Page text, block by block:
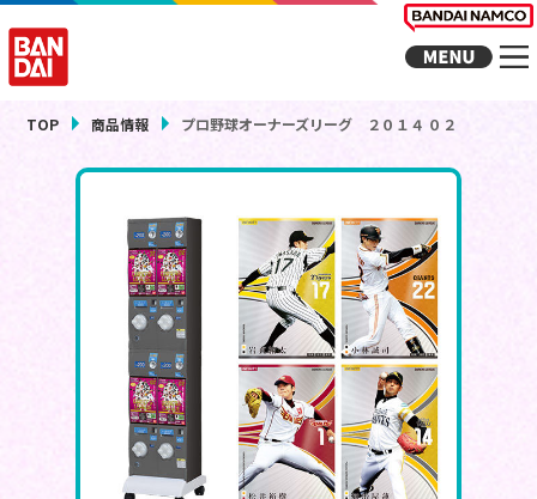
TOP 商品情報 プロ野球オーナーズリーグ ２０１４ ０２